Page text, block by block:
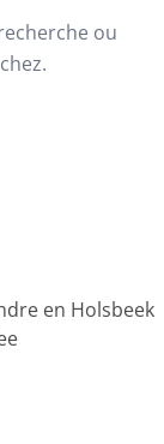
ou
en Holsbeek